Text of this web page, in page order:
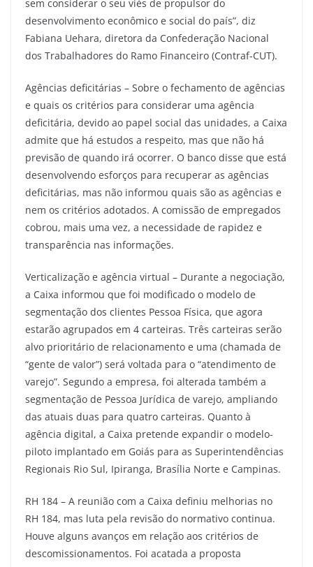
sem considerar o seu viés de propulsor do
desenvolvimento econômico e social do país”, diz
Fabiana Uehara, diretora da Confederação Nacional
dos Trabalhadores do Ramo Financeiro (Contraf-CUT).
Agências deficitárias – Sobre o fechamento de agências
e quais os critérios para considerar uma agência
deficitária, devido ao papel social das unidades, a Caixa
admite que há estudos a respeito, mas que não há
previsão de quando irá ocorrer. O banco disse que está
desenvolvendo esforços para recuperar as agências
deficitárias, mas não informou quais são as agências e
nem os critérios adotados. A comissão de empregados
cobrou, mais uma vez, a necessidade de rapidez e
transparência nas informações.
Verticalização e agência virtual – Durante a negociação,
a Caixa informou que foi modificado o modelo de
segmentação dos clientes Pessoa Física, que agora
estarão agrupados em 4 carteiras. Três carteiras serão
alvo prioritário de relacionamento e uma (chamada de
“gente de valor”) será voltada para o “atendimento de
varejo”. Segundo a empresa, foi alterada também a
segmentação de Pessoa Jurídica de varejo, ampliando
das atuais duas para quatro carteiras. Quanto à
agência digital, a Caixa pretende expandir o modelo-
piloto implantado em Goiás para as Superintendências
Regionais Rio Sul, Ipiranga, Brasília Norte e Campinas.
RH 184 – A reunião com a Caixa definiu melhorias no
RH 184, mas luta pela revisão do normativo continua.
Houve alguns avanços em relação aos critérios de
descomissionamentos. Foi acatada a proposta